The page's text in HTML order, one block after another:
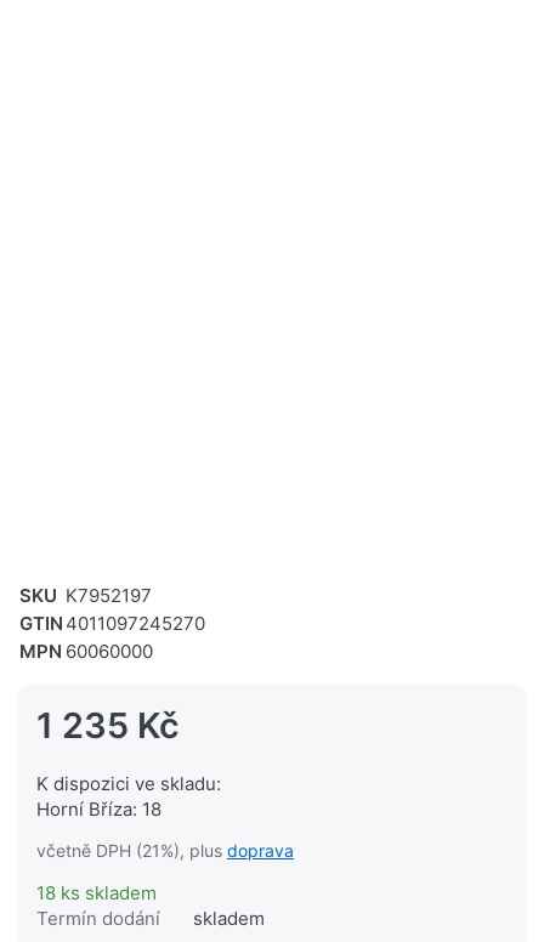
SKU K7952197
GTIN 4011097245270
MPN 60060000
1 235 Kč
K dispozici ve skladu:
Horní Bříza: 18
včetně DPH (21%), plus doprava
18 ks skladem
Termín dodání
skladem